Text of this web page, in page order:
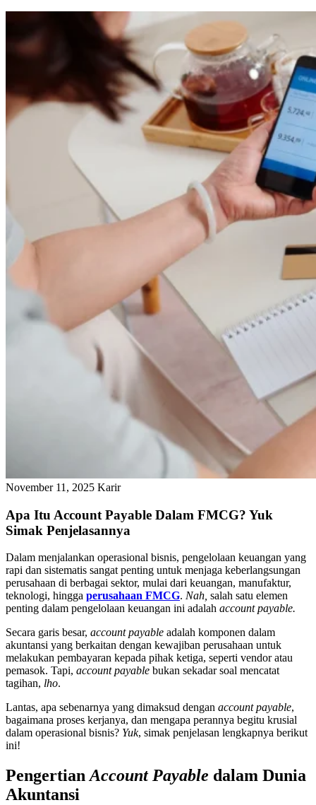
November 11, 2025 Karir
Apa Itu Account Payable Dalam FMCG? Yuk
Simak Penjelasannya
Dalam menjalankan operasional bisnis, pengelolaan keuangan yang
rapi dan sistematis sangat penting untuk menjaga keberlangsungan
perusahaan di berbagai sektor, mulai dari keuangan, manufaktur,
teknologi, hingga perusahaan FMCG. Nah, salah satu elemen
penting dalam pengelolaan keuangan ini adalah account payable.
Secara garis besar, account payable adalah komponen dalam
akuntansi yang berkaitan dengan kewajiban perusahaan untuk
melakukan pembayaran kepada pihak ketiga, seperti vendor atau
pemasok. Tapi, account payable bukan sekadar soal mencatat
tagihan, lho.
Lantas, apa sebenarnya yang dimaksud dengan account payable,
bagaimana proses kerjanya, dan mengapa perannya begitu krusial
dalam operasional bisnis? Yuk, simak penjelasan lengkapnya berikut
ini!
PengertianAccount Payable dalam Dunia
Akuntansi